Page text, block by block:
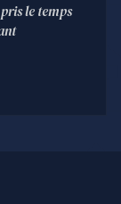
le temps